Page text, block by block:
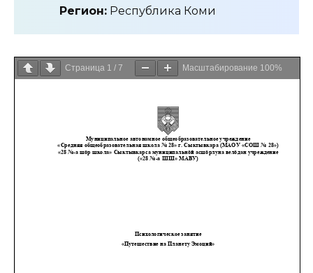
Регион: Республика Коми
Страница 1 / 7 Масштабирование 100%